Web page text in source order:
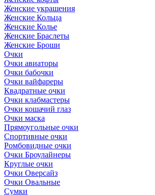
Женские украшения
Женские Кольца
Женские Колье
Женские Браслеты
Женские Броши
Очки
Очки авиаторы
Очки бабочки
Очки вайфареры
Квадратные очки
Очки клабмастеры
Очки кошачий глаз
Очки маска
Прямоугольные очки
Спортивные очки
Ромбовидные очки
Очки Броулайнеры
Круглые очки
Очки Оверсайз
Очки Овальные
Сумки